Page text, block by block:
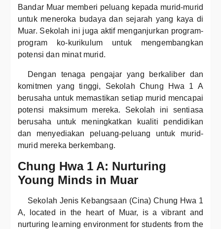
Bandar Muar memberi peluang kepada murid-murid
untuk meneroka budaya dan sejarah yang kaya di
Muar. Sekolah ini juga aktif menganjurkan program-
program ko-kurikulum untuk mengembangkan
potensi dan minat murid.
Dengan tenaga pengajar yang berkaliber dan
komitmen yang tinggi, Sekolah Chung Hwa 1 A
berusaha untuk memastikan setiap murid mencapai
potensi maksimum mereka. Sekolah ini sentiasa
berusaha untuk meningkatkan kualiti pendidikan
dan menyediakan peluang-peluang untuk murid-
murid mereka berkembang.
Chung Hwa 1 A: Nurturing
Young Minds in Muar
Sekolah Jenis Kebangsaan (Cina) Chung Hwa 1
A, located in the heart of Muar, is a vibrant and
nurturing learning environment for students from the